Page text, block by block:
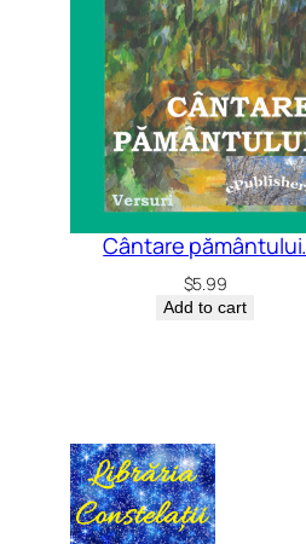
Cântare pământului.
$5.99
Add to cart